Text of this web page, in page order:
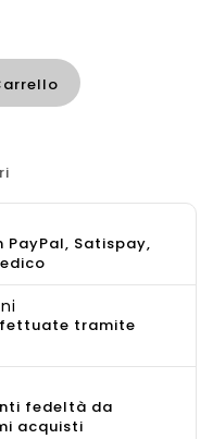
Satispay,
tramite
fedeltà da
acquisti